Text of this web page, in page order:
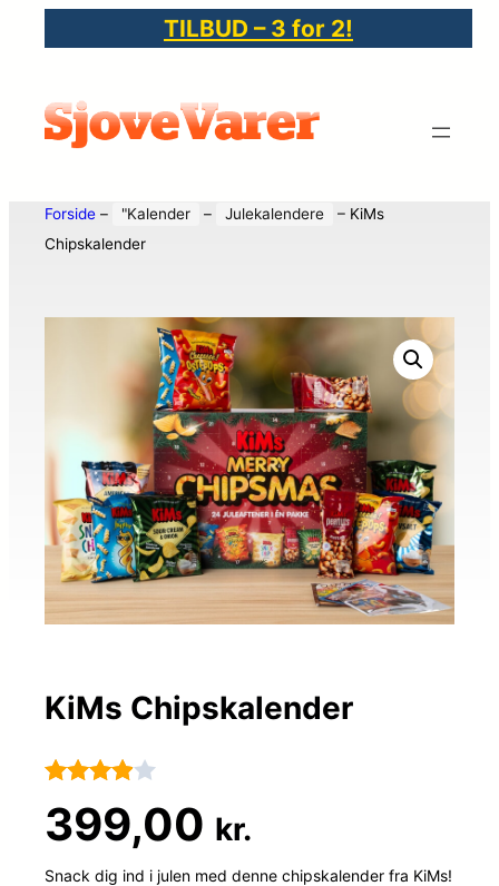
TILBUD – 3 for 2!
Forside – "Kalender – Julekalendere – KiMs
Chipskalender
KiMs Chipskalender
som
3.9ud af
399,00 kr.
Snack dig ind i julen med denne chipskalender fra KiMs!